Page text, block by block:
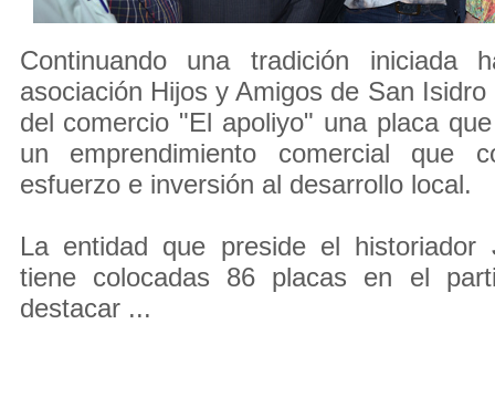
Continuando una tradición iniciada
asociación Hijos y Amigos de San
del comercio "El apoliyo" una placa
un emprendimiento comercial que
esfuerzo e inversión al desarrollo local.
La entidad que preside el historiador
tiene colocadas 86 placas en el
destacar ...